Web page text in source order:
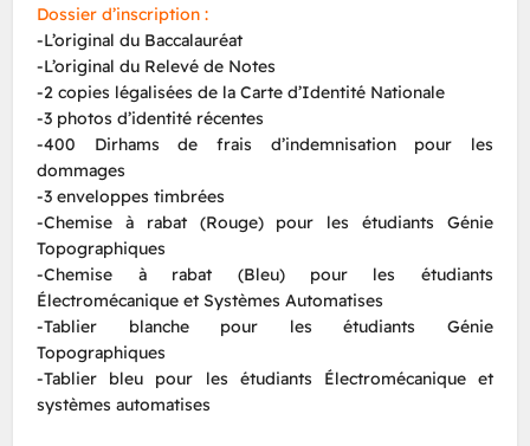
Dossier d’inscription :
-L’original du Baccalauréat
-L’original du Relevé de Notes
-2 copies légalisées de la Carte d’Identité Nationale
-3 photos d’identité récentes
-400 Dirhams de frais d’indemnisation pour les
dommages
-3 enveloppes timbrées
-Chemise à rabat (Rouge) pour les étudiants Génie
Topographiques
-Chemise à rabat (Bleu) pour les étudiants
Électromécanique et Systèmes Automatises
-Tablier blanche pour les étudiants Génie
Topographiques
-Tablier bleu pour les étudiants Électromécanique et
systèmes automatises